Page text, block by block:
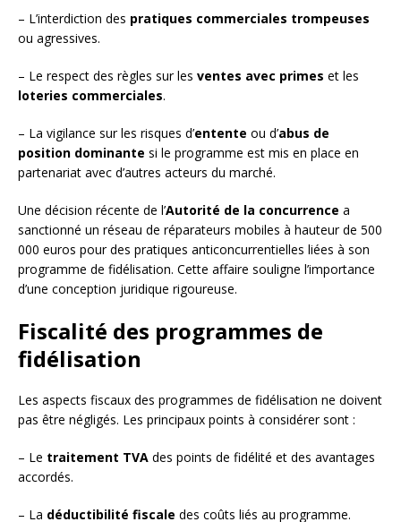
– L’interdiction des pratiques commerciales trompeuses
ou agressives.
– Le respect des règles sur les ventes avec primes et les
loteries commerciales.
– La vigilance sur les risques d’entente ou d’abus de
position dominante si le programme est mis en place en
partenariat avec d’autres acteurs du marché.
Une décision récente de l’Autorité de la concurrence a
sanctionné un réseau de réparateurs mobiles à hauteur de 500
000 euros pour des pratiques anticoncurrentielles liées à son
programme de fidélisation. Cette affaire souligne l’importance
d’une conception juridique rigoureuse.
Fiscalité des programmes de
fidélisation
Les aspects fiscaux des programmes de fidélisation ne doivent
pas être négligés. Les principaux points à considérer sont :
– Le traitement TVA des points de fidélité et des avantages
accordés.
– La déductibilité fiscale des coûts liés au programme.